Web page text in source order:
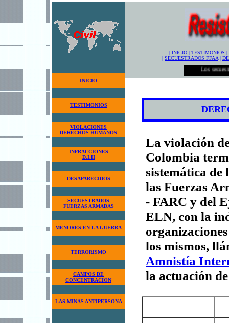
INICIO
TESTIMONIOS
VIOLACIONES
DERECHOS HUMANOS
INFRACCIONES
D.I.H
DESAPARECIDOS
SECUESTRADOS
FUERZAS ARMADAS
MENORES EN LA GUERRA
TERRORISMO
CAMPOS DE
CONCENTRACION
LAS MINAS ANTIPERSONA
| INICIO | TESTIMONIOS |
| SECUESTRADOS FFAA |
Los
La violación
Colombia
sistemática
las Fuerzas
- FARC y del
ELN, con la
los mismos,
Amnistía
la actuación